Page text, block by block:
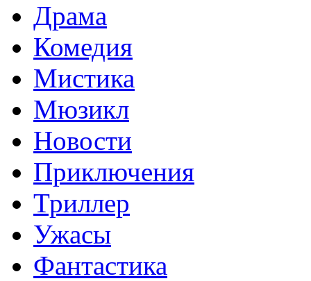
Драма
Комедия
Мистика
Мюзикл
Новости
Приключения
Триллер
Ужасы
Фантастика